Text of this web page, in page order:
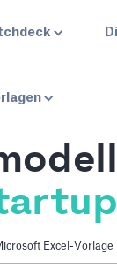
für
Excel-Vorlage